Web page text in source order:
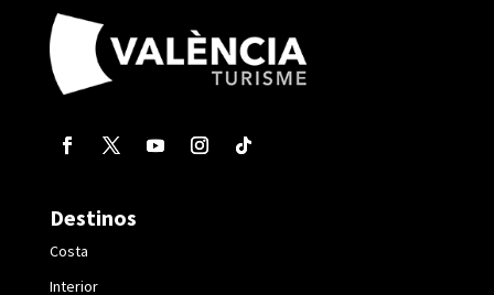
Destinos
Costa
Interior